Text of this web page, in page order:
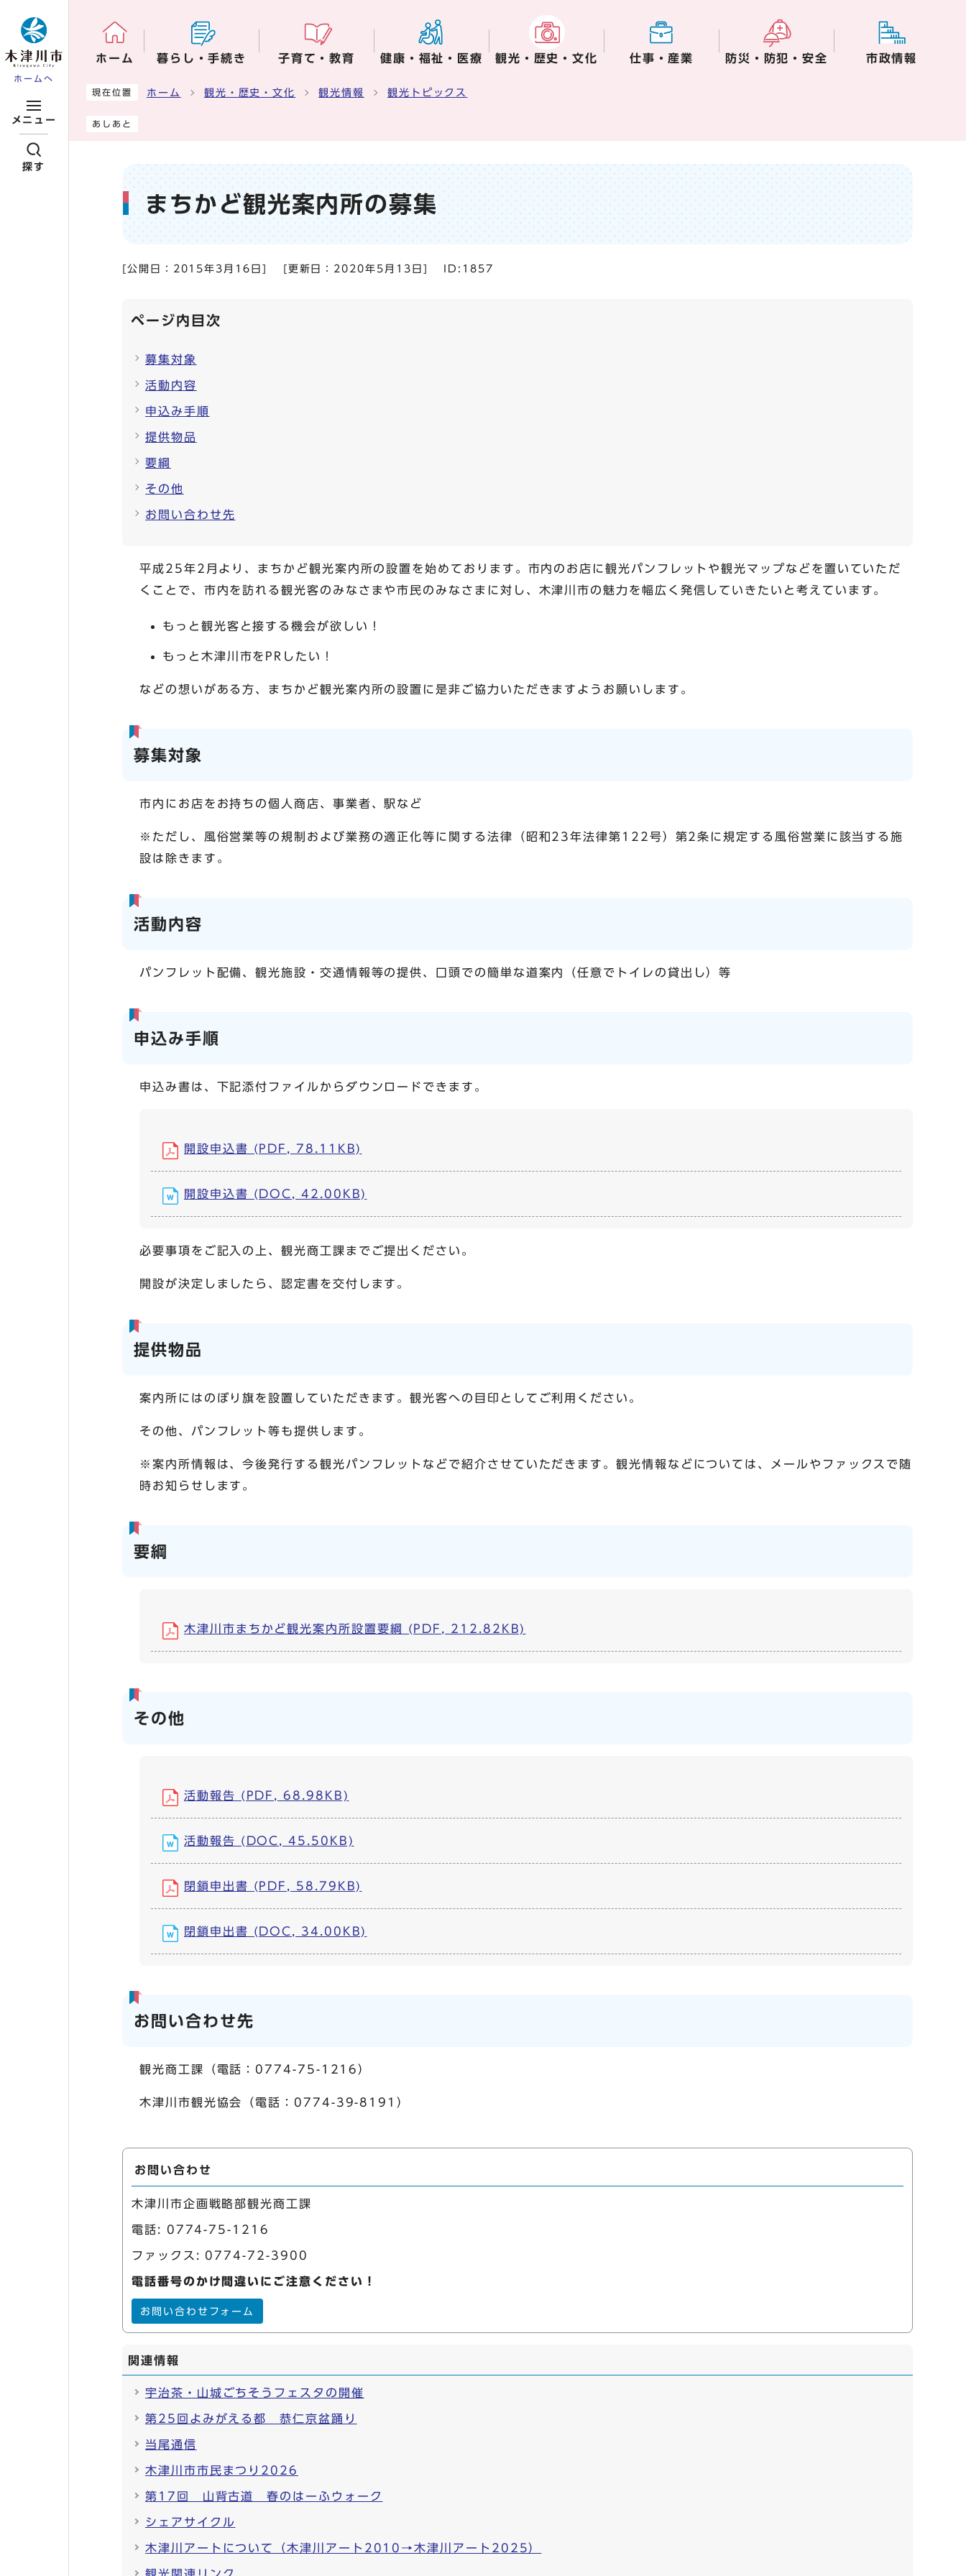
ホームへ
メニュー
探す
ホーム 暮らし・手続き 子育て・教育 健康・福祉・医療 観光・歴史・文化 仕事・産業 防災・防犯・安全 市政情報
ここから本文です
現在位置 ホーム 観光・歴史・文化 観光情報 観光トピックス
あしあと
まちかど観光案内所の募集
[公開日： 2015年3月16日 [更新日： 2020年5月13日 ID:1857
ページ内目次
募集対象
活動内容
申込み手順
提供物品
要綱
その他
お問い合わせ先
平成25年2月より、まちかど観光案内所の設置を始めております。市内のお店に観光パンフレットや観光マップなどを置いていただ
くことで、市内を訪れる観光客のみなさまや市民のみなさまに対し、木津川市の魅力を幅広く発信していきたいと考えています。
もっと観光客と接する機会が欲しい！
もっと木津川市をPRしたい！
などの想いがある方、まちかど観光案内所の設置に是非ご協力いただきますようお願いします。
募集対象
市内にお店をお持ちの個人商店、事業者、駅など
※ただし、風俗営業等の規制および業務の適正化等に関する法律（昭和23年法律第122号）第2条に規定する風俗営業に該当する施
設は除きます。
活動内容
パンフレット配備、観光施設・交通情報等の提供、口頭での簡単な道案内（任意でトイレの貸出し）等
申込み手順
申込み書は、下記添付ファイルからダウンロードできます。
開設申込書 (PDF, 78.11KB)
開設申込書 (DOC, 42.00KB)
必要事項をご記入の上、観光商工課までご提出ください。
開設が決定しましたら、認定書を交付します。
提供物品
案内所にはのぼり旗を設置していただきます。観光客への目印としてご利用ください。
その他、パンフレット等も提供します。
※案内所情報は、今後発行する観光パンフレットなどで紹介させていただきます。観光情報などについては、メールやファックスで随
時お知らせします。
要綱
木津川市まちかど観光案内所設置要綱 (PDF, 212.82KB)
その他
活動報告 (PDF, 68.98KB)
活動報告 (DOC, 45.50KB)
閉鎖申出書 (PDF, 58.79KB)
閉鎖申出書 (DOC, 34.00KB)
お問い合わせ先
観光商工課（電話：0774-75-1216）
木津川市観光協会（電話：0774-39-8191）
お問い合わせ
木津川市企画戦略部観光商工課
電話: 0774-75-1216
ファックス: 0774-72-3900
電話番号のかけ間違いにご注意ください！
お問い合わせフォーム
関連情報
宇治茶・山城ごちそうフェスタの開催
第25回よみがえる都 恭仁京盆踊り
当尾通信
木津川市市民まつり2026
第17回 山背古道 春のはーふウォーク
シェアサイクル
木津川アートについて（木津川アート2010→木津川アート2025）